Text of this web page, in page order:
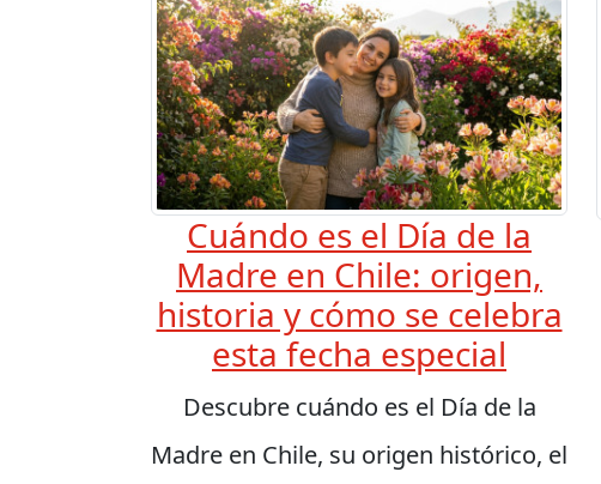
Cuándo es el Día de la
Madre en Chile: origen,
historia y cómo se celebra
esta fecha especial
Descubre cuándo es el Día de la
Madre en Chile, su origen histórico, el